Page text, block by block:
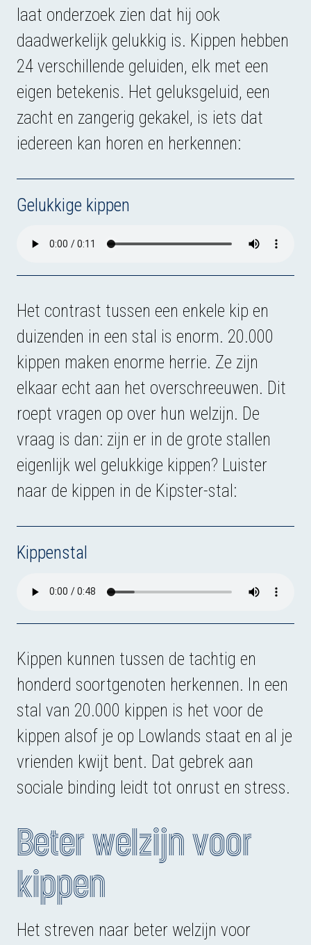
laat onderzoek zien dat hij ook
daadwerkelijk gelukkig is. Kippen hebben
24 verschillende geluiden, elk met een
eigen betekenis. Het geluksgeluid, een
zacht en zangerig gekakel, is iets dat
iedereen kan horen en herkennen:
Gelukkige kippen
Het contrast tussen een enkele kip en
duizenden in een stal is enorm. 20.000
kippen maken enorme herrie. Ze zijn
elkaar echt aan het overschreeuwen. Dit
roept vragen op over hun welzijn. De
vraag is dan: zijn er in de grote stallen
eigenlijk wel gelukkige kippen? Luister
naar de kippen in de Kipster-stal:
Kippenstal
Kippen kunnen tussen de tachtig en
honderd soortgenoten herkennen. In een
stal van 20.000 kippen is het voor de
kippen alsof je op Lowlands staat en al je
vrienden kwijt bent. Dat gebrek aan
sociale binding leidt tot onrust en stress.
Beter welzijn voor
kippen
Het streven naar beter welzijn voor